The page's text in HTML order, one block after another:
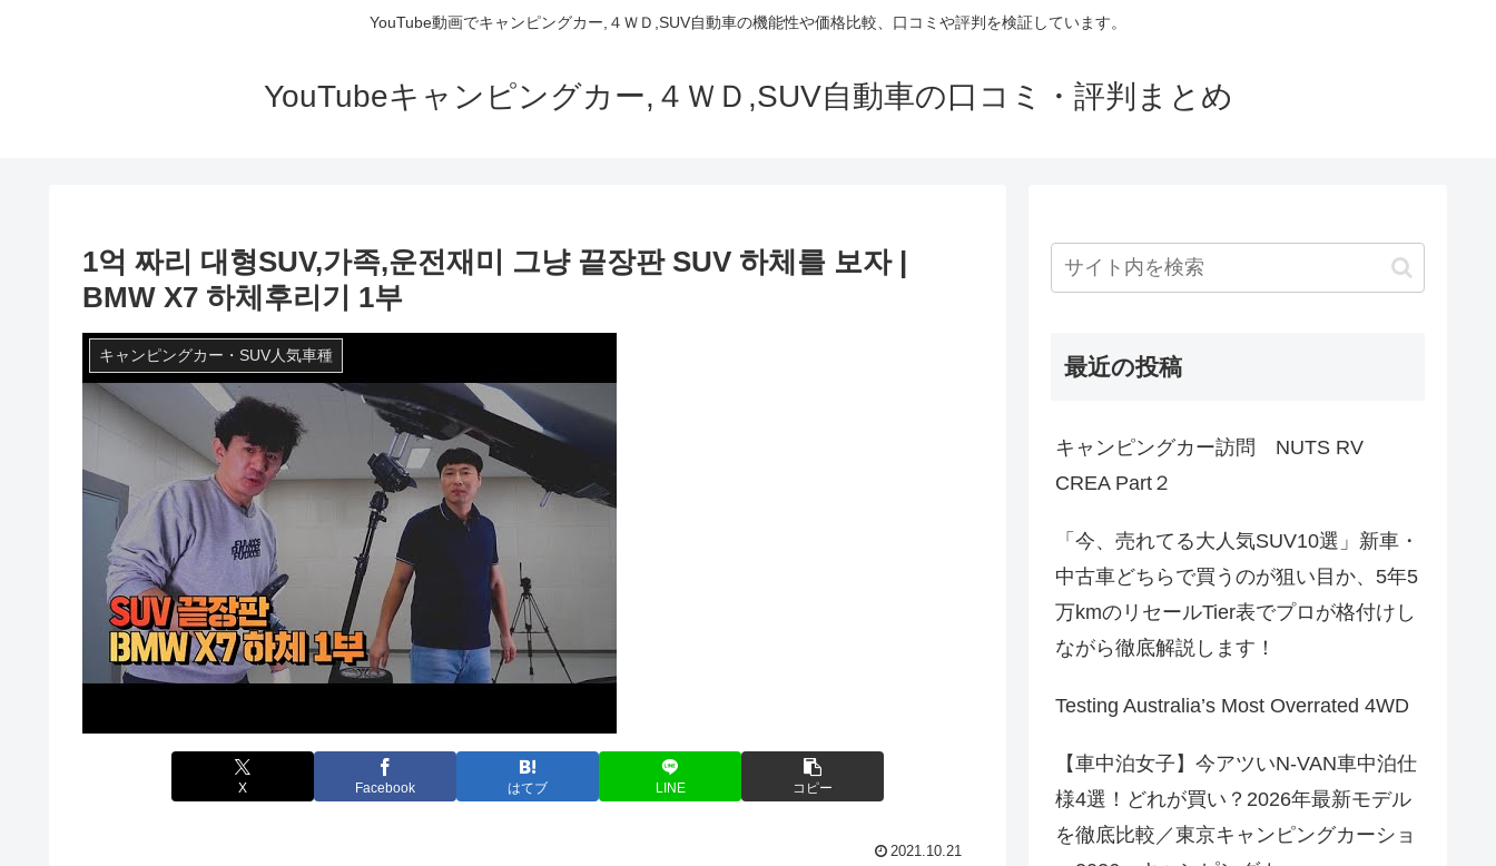
YouTube動画でキャンピングカー,４ＷＤ,SUV自動車の機能性や価格比較、口コミや評判を検証しています。
YouTubeキャンピングカー,４ＷＤ,SUV自動車の口コミ・評判まとめ
1억 짜리 대형SUV,가족,운전재미 그냥 끝장판 SUV 하체를 보자 |
BMW X7 하체후리기 1부
キャンピングカー・SUV人気車種
X Facebook はてブ LINE コピー
2021.10.21
最近の投稿
キャンピングカー訪問 NUTS RV
CREA Part２
「今、売れてる大人気SUV10選」新車・
中古車どちらで買うのが狙い目か、5年5
万kmのリセールTier表でプロが格付けし
ながら徹底解説します！
Testing Australia’s Most Overrated 4WD
【車中泊女子】今アツいN-VAN車中泊仕
様4選！どれが買い？2026年最新モデル
を徹底比較／東京キャンピングカーショ